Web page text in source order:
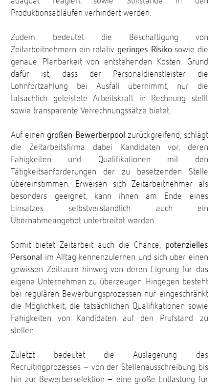
Produktionsabläufen verhindert werden.
Zudem bedeutet die Beschäftigung von
Zeitarbeitnehmern ein relativ geringes Risiko sowie die
genaue Planbarkeit von entstehenden Kosten. Grund
dafür ist, dass der Personaldienstleister die
Lohnfortzahlung bei Ausfall übernimmt, nur die
tatsächlich geleistete Arbeitskraft in Rechnung stellt
sowie transparente Verrechnungssätze bietet.
Auf einen großen Bewerberpool zurückgreifend, schlägt
die Zeitarbeitsfirma dabei Kandidaten vor, deren
Fähigkeiten und Qualifikationen mit den
Tätigkeitsanforderungen der zu besetzenden Stelle
übereinstimmen. Erweisen sich Zeitarbeitnehmer als
besonders geeignet, kann ihnen am Ende eines
Einsatzes selbstverständlich auch ein
Übernahmeangebot unterbreitet werden.
Somit bietet Zeitarbeit auch die Chance, potenzielles
Personal im Alltag kennenzulernen und sich über einen
gewissen Zeitraum hinweg von deren Eignung für das
eigene Unternehmen zu überzeugen. Hingegen besteht
bei regulären Bewerbungsprozessen nur eingeschränkt
die Möglichkeit, die tatsächlichen Qualifikationen sowie
Fähigkeiten von Kandidaten auf den Prüfstand zu
stellen.
Zuletzt bedeutet die Auslagerung des
Recruitingprozesses – von der Stellenausschreibung bis
hin zur Bewerberselektion – eine große Entlastung für